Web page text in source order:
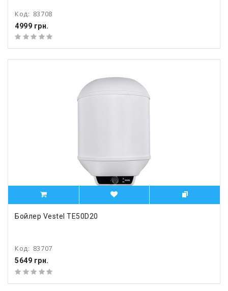
Код: 83708
4999 грн.
Бойлер Vestel TE50D20
Код: 83707
5649 грн.